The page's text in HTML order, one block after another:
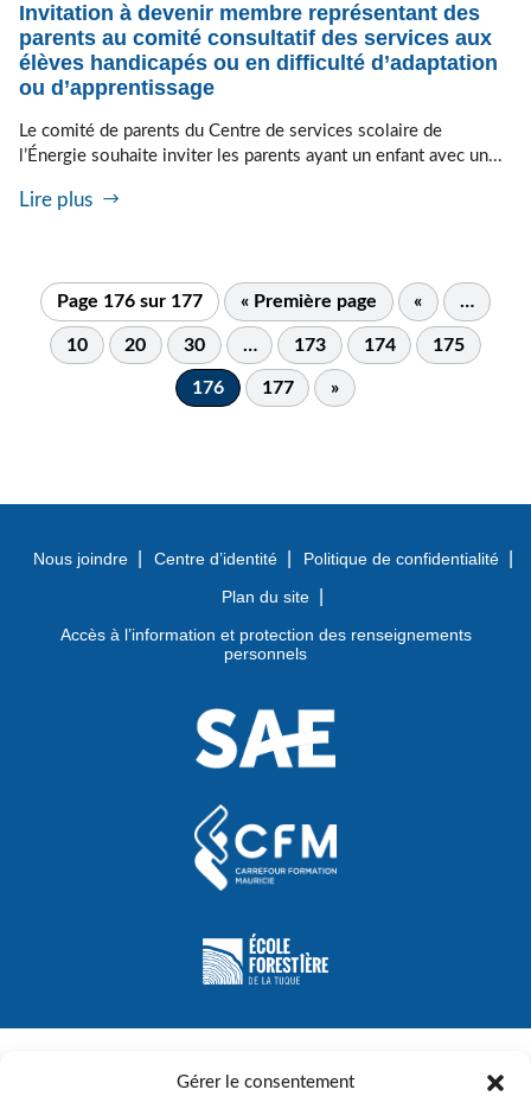
Gérer le consentement
Invitation à devenir membre représentant des
parents au comité consultatif des services aux
élèves handicapés ou en difficulté d’adaptation
ou d’apprentissage
Le comité de parents du Centre de services scolaire de
l’Énergie souhaite inviter les parents ayant un enfant avec un...
Lire plus
Page 176 sur 177 « Première page « …
10 20 30 … 173 174 175
176 177 »
Nous joindre Centre d’identité
Politique de confidentialité
Plan du site
Accès à l’information et protection des renseignements
personnels